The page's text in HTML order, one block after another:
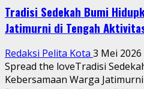
Tradisi Sedekah Bumi
Jatimurni di Tengah
Redaksi Pelita Kota 3 Mei 2026
Spread the loveTradisi
Kebersamaan Warga